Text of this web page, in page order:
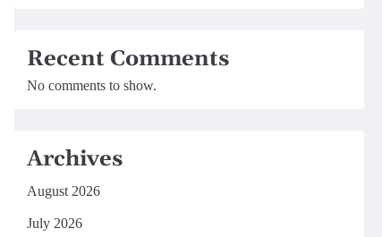
Recent Comments
No comments to show.
Archives
August 2026
July 2026